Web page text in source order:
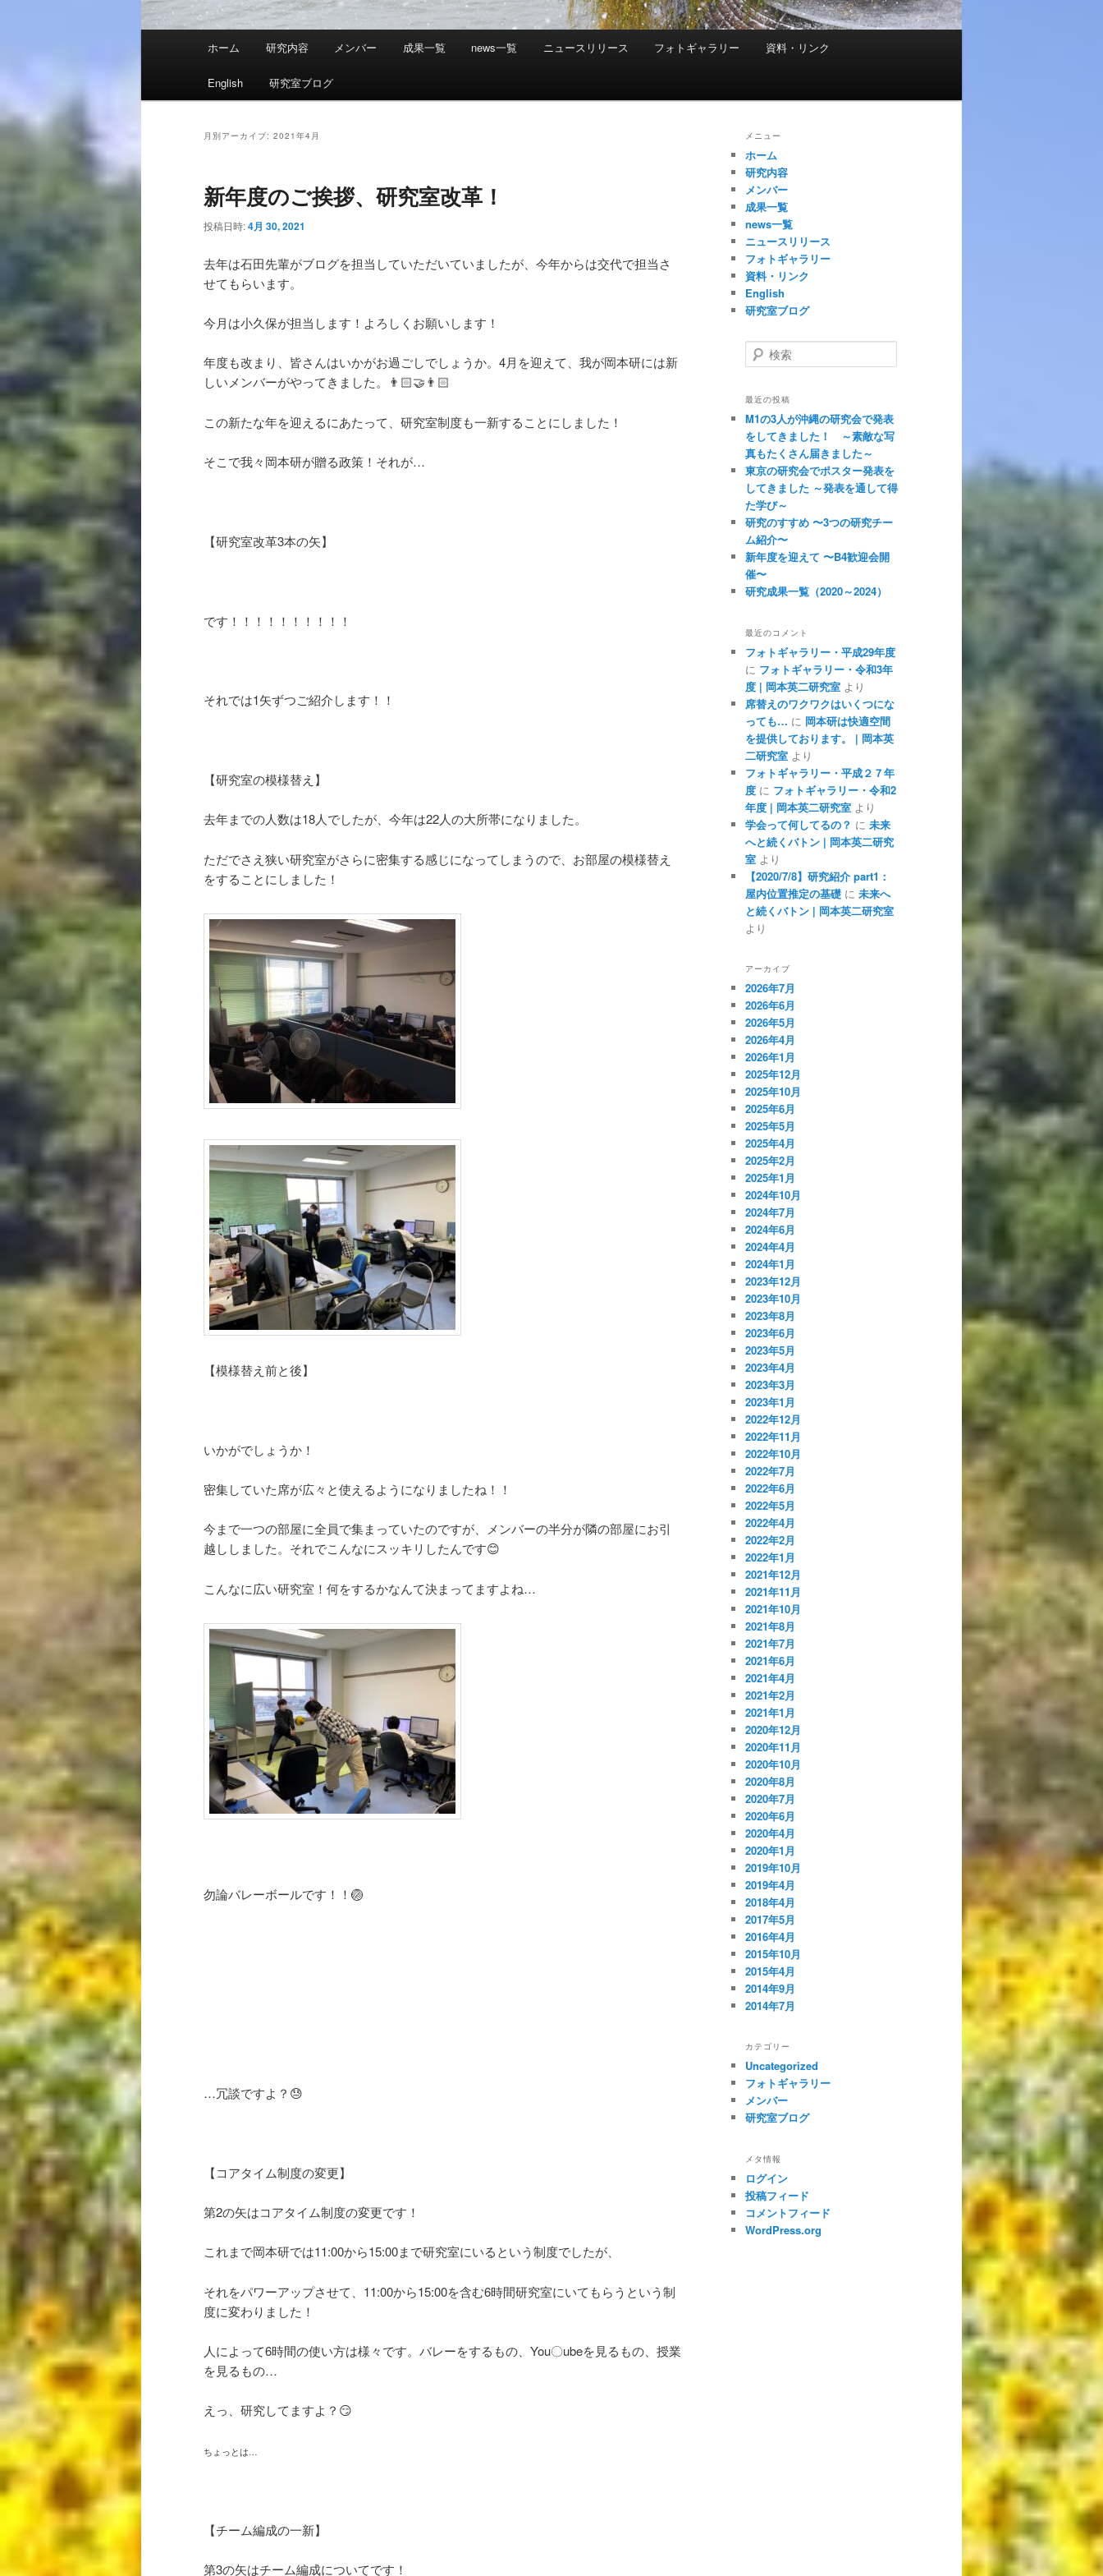
メ
ホーム 研究内容 メンバー 成果一覧 news一覧 ニュースリリース フォトギャラリー 資料・リンク
English 研究室ブログ
月別アーカイブ: 2021年4月
新年度のご挨拶、研究室改革！
投稿日時:4月 30, 2021
去年は石田先輩がブログを担当していただいていましたが、今年からは交代で担当さ
せてもらいます。
今月は小久保が担当します！よろしくお願いします！
年度も改まり、皆さんはいかがお過ごしでしょうか。4月を迎えて、我が岡本研には新
しいメンバーがやってきました。👨🏻‍🤝‍👨🏻
この新たな年を迎えるにあたって、研究室制度も一新することにしました！
そこで我々岡本研が贈る政策！それが…
【研究室改革3本の矢】
です！！！！！！！！！！
それでは1矢ずつご紹介します！！
【研究室の模様替え】
去年までの人数は18人でしたが、今年は22人の大所帯になりました。
ただでさえ狭い研究室がさらに密集する感じになってしまうので、お部屋の模様替え
をすることにしました！
【模様替え前と後】
いかがでしょうか！
密集していた席が広々と使えるようになりましたね！！
今まで一つの部屋に全員で集まっていたのですが、メンバーの半分が隣の部屋にお引
越ししました。それでこんなにスッキリしたんです😊
こんなに広い研究室！何をするかなんて決まってますよね…
勿論バレーボールです！！🏐
…冗談ですよ？😓
【コアタイム制度の変更】
第2の矢はコアタイム制度の変更です！
これまで岡本研では11:00から15:00まで研究室にいるという制度でしたが、
それをパワーアップさせて、11:00から15:00を含む6時間研究室にいてもらうという制
度に変わりました！
人によって6時間の使い方は様々です。バレーをするもの、You〇ubeを見るもの、授業
を見るもの…
えっ、研究してますよ？😏
ちょっとは…
【チーム編成の一新】
第3の矢はチーム編成についてです！
メニュー
ホーム
研究内容
メンバー
成果一覧
news一覧
ニュースリリース
フォトギャラリー
資料・リンク
English
研究室ブログ
検
索
最近の投稿
M1の3人が沖縄の研究会で発表
をしてきました！ ～素敵な写
真もたくさん届きました～
東京の研究会でポスター発表を
してきました ～発表を通して得
た学び～
研究のすすめ 〜3つの研究チー
ム紹介〜
新年度を迎えて 〜B4歓迎会開
催〜
研究成果一覧（2020～2024）
最近のコメント
フォトギャラリー・平成29年度
に フォトギャラリー・令和3年
度 | 岡本英二研究室 より
席替えのワクワクはいくつにな
っても… に 岡本研は快適空間
を提供しております。 | 岡本英
二研究室 より
フォトギャラリー・平成２７年
度 に フォトギャラリー・令和2
年度 | 岡本英二研究室 より
学会って何してるの？ に 未来
へと続くバトン | 岡本英二研究
室 より
【2020/7/8】研究紹介 part1：
屋内位置推定の基礎 に 未来へ
と続くバトン | 岡本英二研究室
より
アーカイブ
2026年7月
2026年6月
2026年5月
2026年4月
2026年1月
2025年12月
2025年10月
2025年6月
2025年5月
2025年4月
2025年2月
2025年1月
2024年10月
2024年7月
2024年6月
2024年4月
2024年1月
2023年12月
2023年10月
2023年8月
2023年6月
2023年5月
2023年4月
2023年3月
2023年1月
2022年12月
2022年11月
2022年10月
2022年7月
2022年6月
2022年5月
2022年4月
2022年2月
2022年1月
2021年12月
2021年11月
2021年10月
2021年8月
2021年7月
2021年6月
2021年4月
2021年2月
2021年1月
2020年12月
2020年11月
2020年10月
2020年8月
2020年7月
2020年6月
2020年4月
2020年1月
2019年10月
2019年4月
2018年4月
2017年5月
2016年4月
2015年10月
2015年4月
2014年9月
2014年7月
カテゴリー
Uncategorized
フォトギャラリー
メンバー
研究室ブログ
メタ情報
ログイン
投稿フィード
コメントフィード
WordPress.org